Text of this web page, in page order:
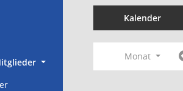
Kalender
Monat